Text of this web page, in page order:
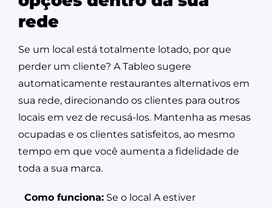
rede
Se um local está totalmente lotado, por que
perder um cliente? A Tableo sugere
automaticamente restaurantes alternativos em
sua rede, direcionando os clientes para outros
locais em vez de recusá-los. Mantenha as mesas
ocupadas e os clientes satisfeitos, ao mesmo
tempo em que você aumenta a fidelidade de
toda a sua marca.
Como funciona: Se o local A estiver